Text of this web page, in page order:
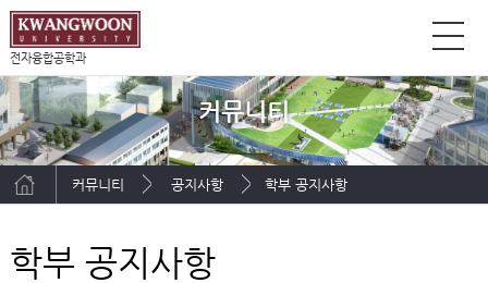
전자융합공학과
커뮤니티
커뮤니티 공지사항 학부 공지사항
학부 공지사항